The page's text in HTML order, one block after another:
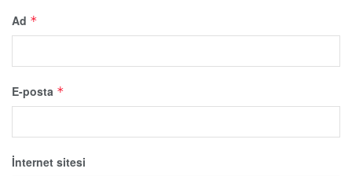
Ad *
E-posta *
İnternet sitesi